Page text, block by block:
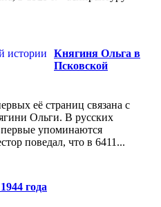
Княгиня Ольга в
Псковской
её страниц связана с
Ольги. В русских
упоминаются
поведал, что в 6411...
года